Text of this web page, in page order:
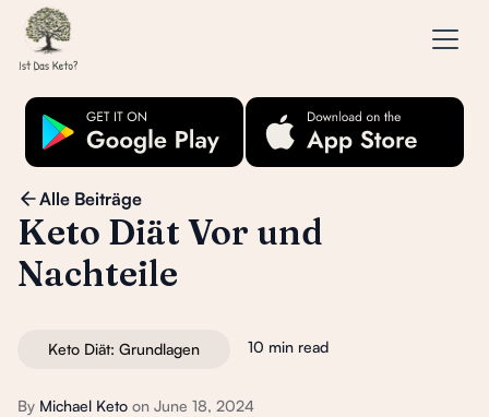
Alle Beiträge
Keto Diät Vor und
Nachteile
Keto Diät: Grundlagen 10 min read
By Michael Keto on June 18, 2024